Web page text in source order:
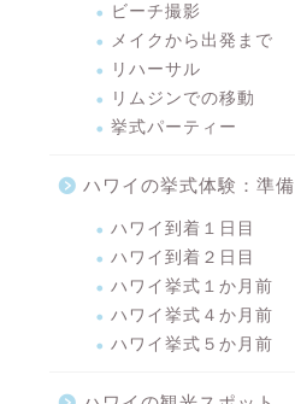
ビーチ撮影
メイクから出発まで
リハーサル
リムジンでの移動
挙式パーティー
ハワイの挙式体験：準備
ハワイ到着１日目
ハワイ到着２日目
ハワイ挙式１か月前
ハワイ挙式４か月前
ハワイ挙式５か月前